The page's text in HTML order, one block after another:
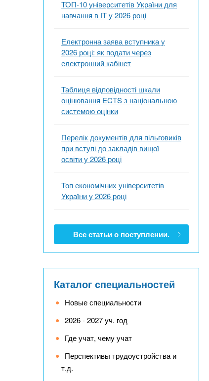
ТОП-10 університетів України для
навчання в ІТ у 2026 році
Електронна заява вступника у
2026 році: як подати через
електронний кабінет
Таблиця відповідності шкали
оцінювання ECTS з національною
системою оцінки
Перелік документів для пільговиків
при вступі до закладів вищої
освіти у 2026 році
Топ економічних університетів
України у 2026 році
Все статьи о поступлении.
Каталог специальностей
Новые специальности
2026 - 2027 уч. год
Где учат, чему учат
Перспективы трудоустройства и
т.д.